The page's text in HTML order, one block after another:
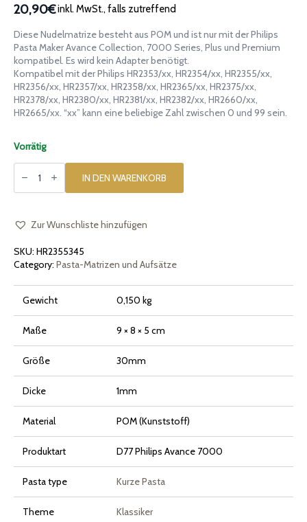
20,90€inkl. MwSt., falls zutreffend
Diese Nudelmatrize besteht aus POM und ist nur mit der Philips
Pasta Maker Avance Collection, 7000 Series, Plus und Premium
kompatibel. Es wird kein Adapter benötigt.
Kompatibel mit der Philips HR2353/xx, HR2354/xx, HR2355/xx,
HR2356/xx, HR2357/xx, HR2358/xx, HR2365/xx, HR2375/xx,
HR2378/xx, HR2380/xx, HR2381/xx, HR2382/xx, HR2660/xx,
HR2665/xx. “xx” kann eine beliebige Zahl zwischen 0 und 99 sein.
Vorrätig
Matrize
aus
Teigspäne
Philips
Avance
und
Serie
7000
IN DEN WARENKORB
Zur Wunschliste hinzufügen
SKU: HR2355345
Category: Pasta-Matrizen und Aufsätze
Gewicht 0,150 kg
Maße 9 × 8 × 5 cm
Größe 30mm
Dicke 1mm
Material POM (Kunststoff)
Produktart D77 Philips Avance 7000
Pasta type Kurze Pasta
Theme Klassiker